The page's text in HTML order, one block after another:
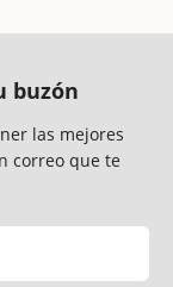
buzón
las mejores
correo que te